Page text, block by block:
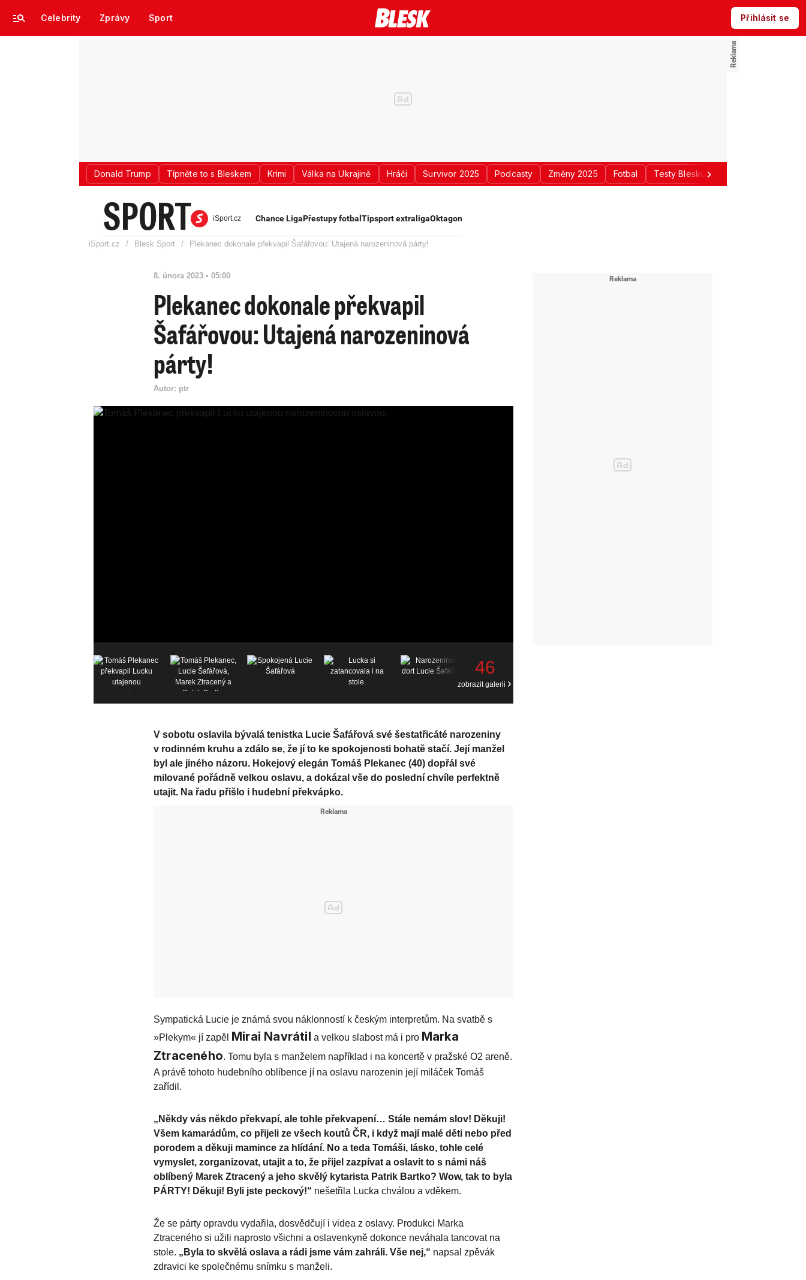
Donald Trump Típněte to s Bleskem Krimi Válka na Ukrajině Hráči Survivor 2025 Podcasty Změny 2025 Fotbal Testy Blesku
Celebrity Zprávy Sport Přihlásit se
SPORT iSport.cz Chance LigaPřestupy fotbal Tipsport extraligaOktagon
iSport.cz / Blesk Sport / Plekanec dokonale překvapil Šafářovou: Utajená narozeninová párty!
8. února 2023 • 05:00
Plekanec dokonale překvapil
Šafářovou: Utajená narozeninová
párty!
Autor: ptr
46
zobrazit galerii
V sobotu oslavila bývalá tenistka Lucie Šafářová své šestatřicáté narozeniny
v rodinném kruhu a zdálo se, že jí to ke spokojenosti bohatě stačí. Její manžel
byl ale jiného názoru. Hokejový elegán Tomáš Plekanec (40) dopřál své
milované pořádně velkou oslavu, a dokázal vše do poslední chvíle perfektně
utajit. Na řadu přišlo i hudební překvápko.
Sympatická Lucie je známá svou náklonností k českým interpretům. Na svatbě s
»Plekym« jí zapěl Mirai Navrátil a velkou slabost má i pro Marka
Ztraceného. Tomu byla s manželem například i na koncertě v pražské O2 areně.
A právě tohoto hudebního oblíbence jí na oslavu narozenin její miláček Tomáš
zařídil.
„Někdy vás někdo překvapí, ale tohle překvapení… Stále nemám slov! Děkuji!
Všem kamarádům, co přijeli ze všech koutů ČR, i když mají malé děti nebo před
porodem a děkuji mamince za hlídání. No a teda Tomáši, lásko, tohle celé
vymyslet, zorganizovat, utajit a to, že přijel zazpívat a oslavit to s námi náš
oblíbený Marek Ztracený a jeho skvělý kytarista Patrik Bartko? Wow, tak to byla
PÁRTY! Děkuji! Byli jste peckový!“ nešetřila Lucka chválou a vděkem.
Že se párty opravdu vydařila, dosvědčují i videa z oslavy. Produkci Marka
Ztraceného si užili naprosto všichni a oslavenkyně dokonce neváhala tancovat na
stole. „Byla to skvělá oslava a rádi jsme vám zahráli. Vše nej,“ napsal zpěvák
zdravici ke společnému snímku s manželi.